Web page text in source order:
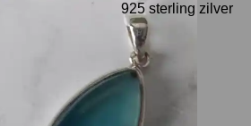
925 sterling zilver